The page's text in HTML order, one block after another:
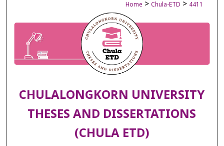
Home > Chula-ETD > 4411
CHULALONGKORN UNIVERSITY
THESES AND DISSERTATIONS
(CHULA ETD)